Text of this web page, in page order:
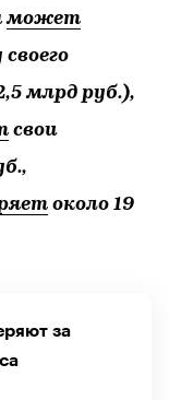
может
млрд руб.),
свои
около 19
за